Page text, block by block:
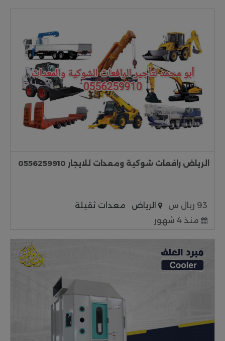
الرياض رافعات شوكية ومعدات للايجار 0556259910
93 ريال س الرياض
معدات ثقيلة
منذ 4 شهور